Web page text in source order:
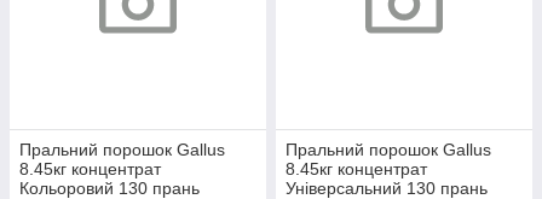
Пральний порошок Gallus
8.45кг концентрат
Кольоровий 130 прань
Пральний порошок Gallus
8.45кг концентрат
Універсальний 130 прань